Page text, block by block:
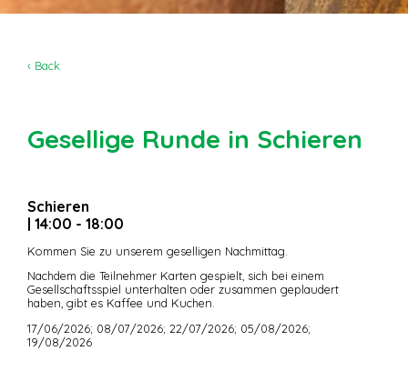
‹ Back
Gesellige Runde in Schieren
Schieren
| 14:00 - 18:00
Kommen Sie zu unserem geselligen Nachmittag.
Nachdem die Teilnehmer Karten gespielt, sich bei einem
Gesellschaftsspiel unterhalten oder zusammen geplaudert
haben, gibt es Kaffee und Kuchen.
17/06/2026; 08/07/2026; 22/07/2026; 05/08/2026;
19/08/2026